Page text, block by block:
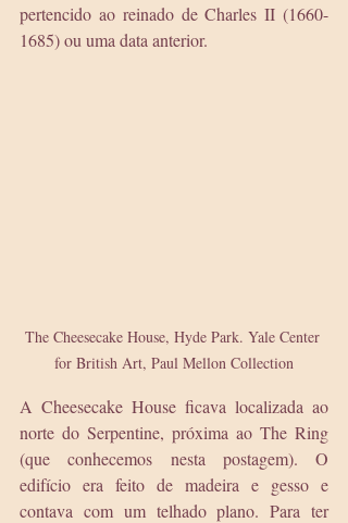
pertencido ao reinado de Charles II (1660-
1685) ou uma data anterior.
The Cheesecake House, Hyde Park. Yale Center
for British Art, Paul Mellon Collection
A Cheesecake House ficava localizada ao
norte do Serpentine, próxima ao The Ring
(que conhecemos nesta postagem). O
edifício era feito de madeira e gesso e
contava com um telhado plano. Para ter